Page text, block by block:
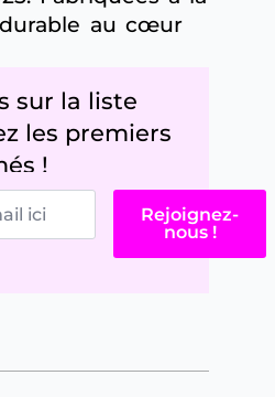
au cœur
sur la liste
les premiers
!
Rejoignez-
nous !